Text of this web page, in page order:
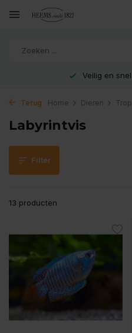
Veilig en
Terug Home Dieren
Labyrintvis
Filter
13 producten